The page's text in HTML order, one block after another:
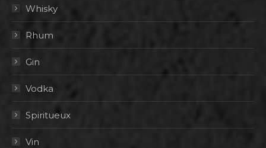
Whisky
Rhum
Gin
Vodka
Spiritueux
Vin